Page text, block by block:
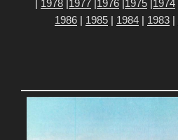
1974
1975
1976
1977
1978
1983
1984
1985
1986